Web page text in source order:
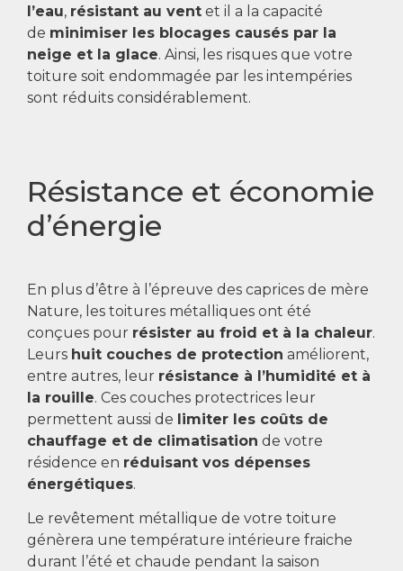
l’eau, résistant au vent et il a la capacité
de minimiser les blocages causés par la
neige et la glace. Ainsi, les risques que votre
toiture soit endommagée par les intempéries
sont réduits considérablement.
Résistance et économie
d’énergie
En plus d’être à l’épreuve des caprices de mère
Nature, les toitures métalliques ont été
conçues pour résister au froid et à la chaleur.
Leurs huit couches de protection améliorent,
entre autres, leur résistance à l’humidité et à
la rouille. Ces couches protectrices leur
permettent aussi de limiter les coûts de
chauffage et de climatisation de votre
résidence en réduisant vos dépenses
énergétiques.
Le revêtement métallique de votre toiture
génèrera une température intérieure fraiche
durant l’été et chaude pendant la saison